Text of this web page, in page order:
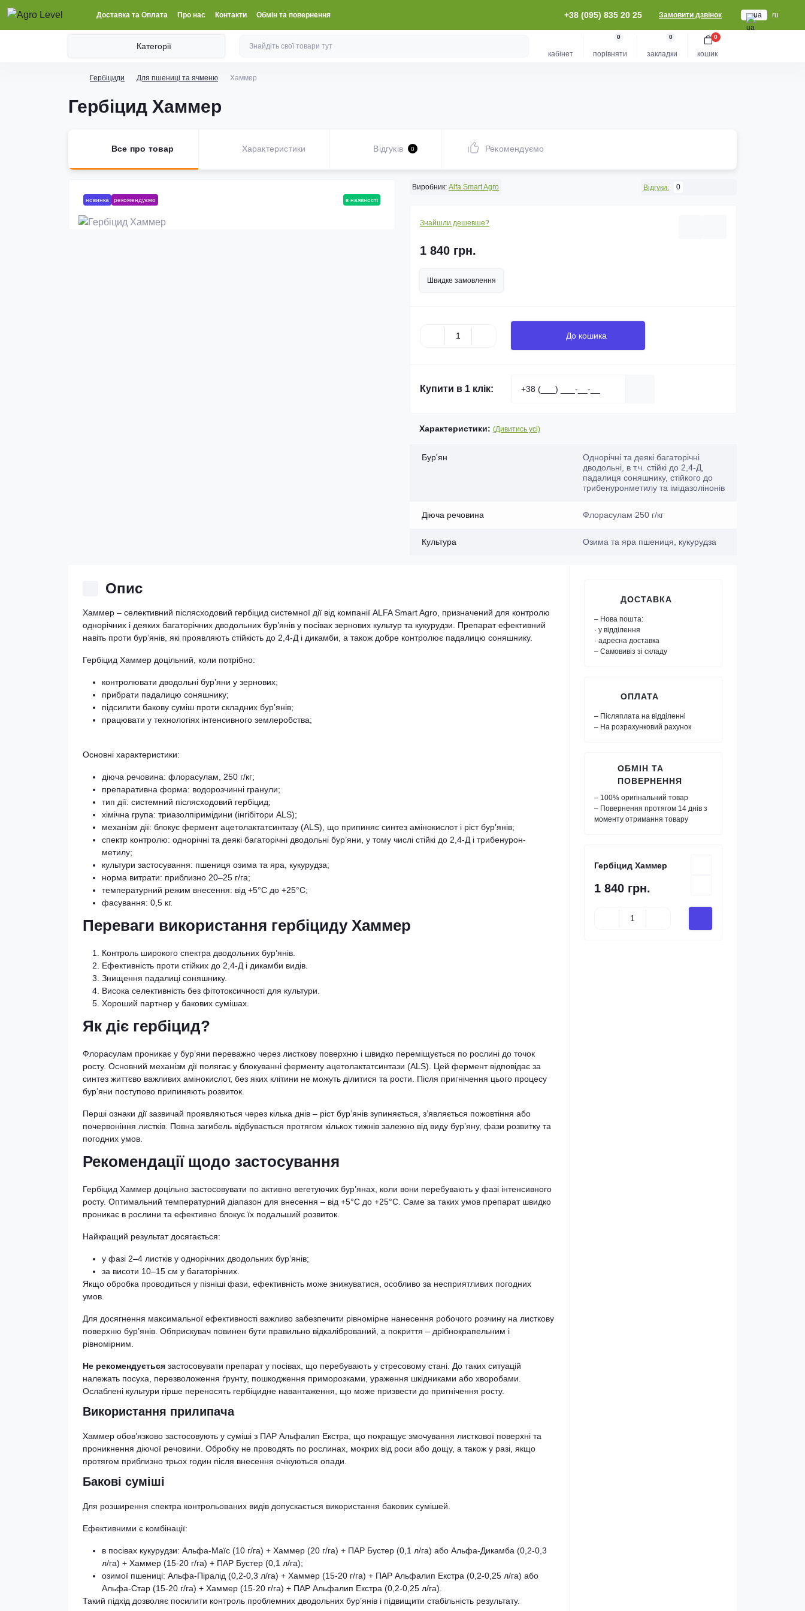
Доставка та Оплата Про нас Контакти Обмін та повернення +38 (095) 835 20 25 Замовити дзвінок ua ru
Категорії
кабінет порівняти
0
закладки
0
кошик
0
Гербіциди Для пшениці та ячменю Хаммер
Гербіцид Хаммер
Все про товар Характеристики Відгуків 0 Рекомендуємо
новинка рекомендуємо в наявності
Виробник: Alfa Smart Agro Відгуки: 0
Знайшли дешевше?
1 840 грн.
Швидке замовлення
До кошика
Купити в 1 клік:
Характеристики: (Дивитись усі)
Бур'ян
Однорічні та деякі багаторічні
дводольні, в т.ч. стійкі до 2,4-Д,
падалиця соняшнику, стійкого до
трибенуронметилу та імідазолінонів
Діюча речовина Флорасулам 250 г/кг
Культура Озима та яра пшениця, кукурудза
Опис
Хаммер – селективний післясходовий гербіцид системної дії від компанії ALFA Smart Agro, призначений для контролю
однорічних і деяких багаторічних дводольних бур’янів у посівах зернових культур та кукурудзи. Препарат ефективний
навіть проти бур’янів, які проявляють стійкість до 2,4-Д і дикамби, а також добре контролює падалицю соняшнику.
Гербіцид Хаммер доцільний, коли потрібно:
контролювати дводольні бур’яни у зернових;
прибрати падалицю соняшнику;
підсилити бакову суміш проти складних бур’янів;
працювати у технологіях інтенсивного землеробства;
Основні характеристики:
діюча речовина: флорасулам, 250 г/кг;
препаративна форма: водорозчинні гранули;
тип дії: системний післясходовий гербіцид;
хімічна група: триазолпіримідини (інгібітори ALS);
механізм дії: блокує фермент ацетолактатсинтазу (ALS), що припиняє синтез амінокислот і ріст бур’янів;
спектр контролю: однорічні та деякі багаторічні дводольні бур’яни, у тому числі стійкі до 2,4-Д і трибенурон-
метилу;
культури застосування: пшениця озима та яра, кукурудза;
норма витрати: приблизно 20–25 г/га;
температурний режим внесення: від +5°С до +25°С;
фасування: 0,5 кг.
Переваги використання гербіциду Хаммер
Контроль широкого спектра дводольних бур’янів.
Ефективність проти стійких до 2,4-Д і дикамби видів.
Знищення падалиці соняшнику.
Висока селективність без фітотоксичності для культури.
Хороший партнер у бакових сумішах.
Як діє гербіцид?
Флорасулам проникає у бур’яни переважно через листкову поверхню і швидко переміщується по рослині до точок
росту. Основний механізм дії полягає у блокуванні ферменту ацетолактатсинтази (ALS). Цей фермент відповідає за
синтез життєво важливих амінокислот, без яких клітини не можуть ділитися та рости. Після пригнічення цього процесу
бур’яни поступово припиняють розвиток.
Перші ознаки дії зазвичай проявляються через кілька днів – ріст бур’янів зупиняється, з’являється пожовтіння або
почервоніння листків. Повна загибель відбувається протягом кількох тижнів залежно від виду бур’яну, фази розвитку та
погодних умов.
Рекомендації щодо застосування
Гербіцид Хаммер доцільно застосовувати по активно вегетуючих бур’янах, коли вони перебувають у фазі інтенсивного
росту. Оптимальний температурний діапазон для внесення – від +5°С до +25°С. Саме за таких умов препарат швидко
проникає в рослини та ефективно блокує їх подальший розвиток.
Найкращий результат досягається:
у фазі 2–4 листків у однорічних дводольних бур’янів;
за висоти 10–15 см у багаторічних.
Якщо обробка проводиться у пізніші фази, ефективність може знижуватися, особливо за несприятливих погодних
умов.
Для досягнення максимальної ефективності важливо забезпечити рівномірне нанесення робочого розчину на листкову
поверхню бур’янів. Обприскувач повинен бути правильно відкалібрований, а покриття – дрібнокрапельним і
рівномірним.
Не рекомендується застосовувати препарат у посівах, що перебувають у стресовому стані. До таких ситуацій
належать посуха, перезволоження ґрунту, пошкодження приморозками, ураження шкідниками або хворобами.
Ослаблені культури гірше переносять гербіцидне навантаження, що може призвести до пригнічення росту.
Використання прилипача
Хаммер обов’язково застосовують у суміші з ПАР Альфалип Екстра, що покращує змочування листкової поверхні та
проникнення діючої речовини. Обробку не проводять по рослинах, мокрих від роси або дощу, а також у разі, якщо
протягом приблизно трьох годин після внесення очікуються опади.
Бакові суміші
Для розширення спектра контрольованих видів допускається використання бакових сумішей.
Ефективними є комбінації:
в посівах кукурудзи: Альфа-Маїс (10 г/га) + Хаммер (20 г/га) + ПАР Бустер (0,1 л/га) або Альфа-Дикамба (0,2-0,3
л/га) + Хаммер (15-20 г/га) + ПАР Бустер (0,1 л/га);
озимої пшениці: Альфа-Піралід (0,2-0,3 л/га) + Хаммер (15-20 г/га) + ПАР Альфалип Екстра (0,2-0,25 л/га) або
Альфа-Стар (15-20 г/га) + Хаммер (15-20 г/га) + ПАР Альфалип Екстра (0,2-0,25 л/га).
Такий підхід дозволяє посилити контроль проблемних дводольних бур’янів і підвищити стабільність результату.
ДОСТАВКА
– Нова пошта:
· у відділення
· адресна доставка
– Самовивіз зі складу
ОПЛАТА
– Післяплата на відділенні
– На розрахунковий рахунок
ОБМІН ТА
ПОВЕРНЕННЯ
– 100% оригінальний товар
– Повернення протягом 14 днів з
моменту отримання товару
Гербіцид Хаммер
1 840 грн.